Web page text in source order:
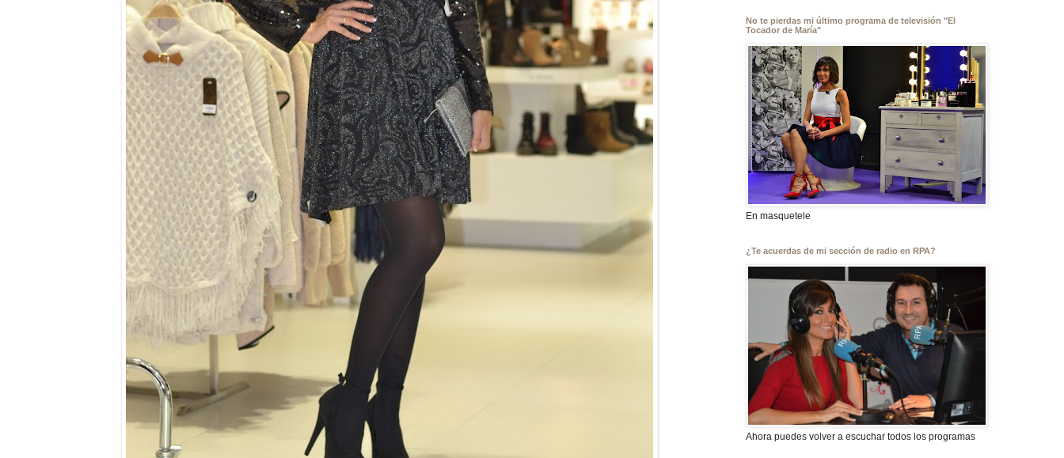
No te pierdas mi último programa de televisión "El
Tocador de María"
En masquetele
¿Te acuerdas de mi sección de radio en RPA?
Ahora puedes volver a escuchar todos los programas